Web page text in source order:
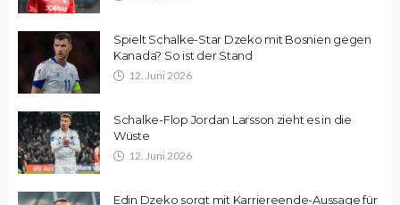
Spielt Schalke-Star Dzeko mit Bosnien gegen
Kanada? So ist der Stand
12. Juni 2026
Schalke-Flop Jordan Larsson zieht es in die
Wüste
12. Juni 2026
Edin Dzeko sorgt mit Karriereende-Aussage für